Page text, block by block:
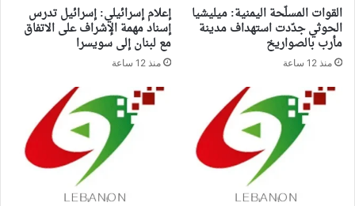
القوات المسلّحة اليمنية: ميليشيا
الحوثي جدّدت استهداف مدينة
مأرب بالصواريخ
منذ 12 ساعة
إعلام إسرائيلي: إسرائيل تدرس
إسناد مهمة الإشراف على الاتفاق
مع لبنان إلى سويسرا
منذ 12 ساعة